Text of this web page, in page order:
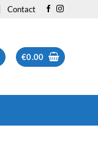
Contact
€0.00